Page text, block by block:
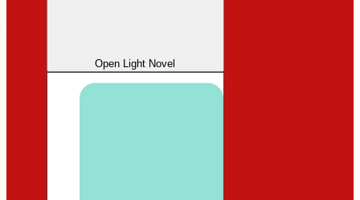
Open Light Novel